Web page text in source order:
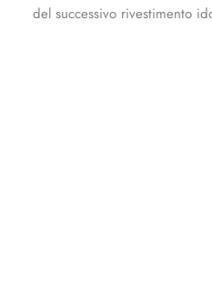
del successivo rivestimento